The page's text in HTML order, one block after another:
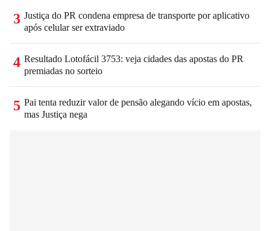
3 Justiça do PR condena empresa de transporte por aplicativo
após celular ser extraviado
4 Resultado Lotofácil 3753: veja cidades das apostas do PR
premiadas no sorteio
5 Pai tenta reduzir valor de pensão alegando vício em apostas,
mas Justiça nega